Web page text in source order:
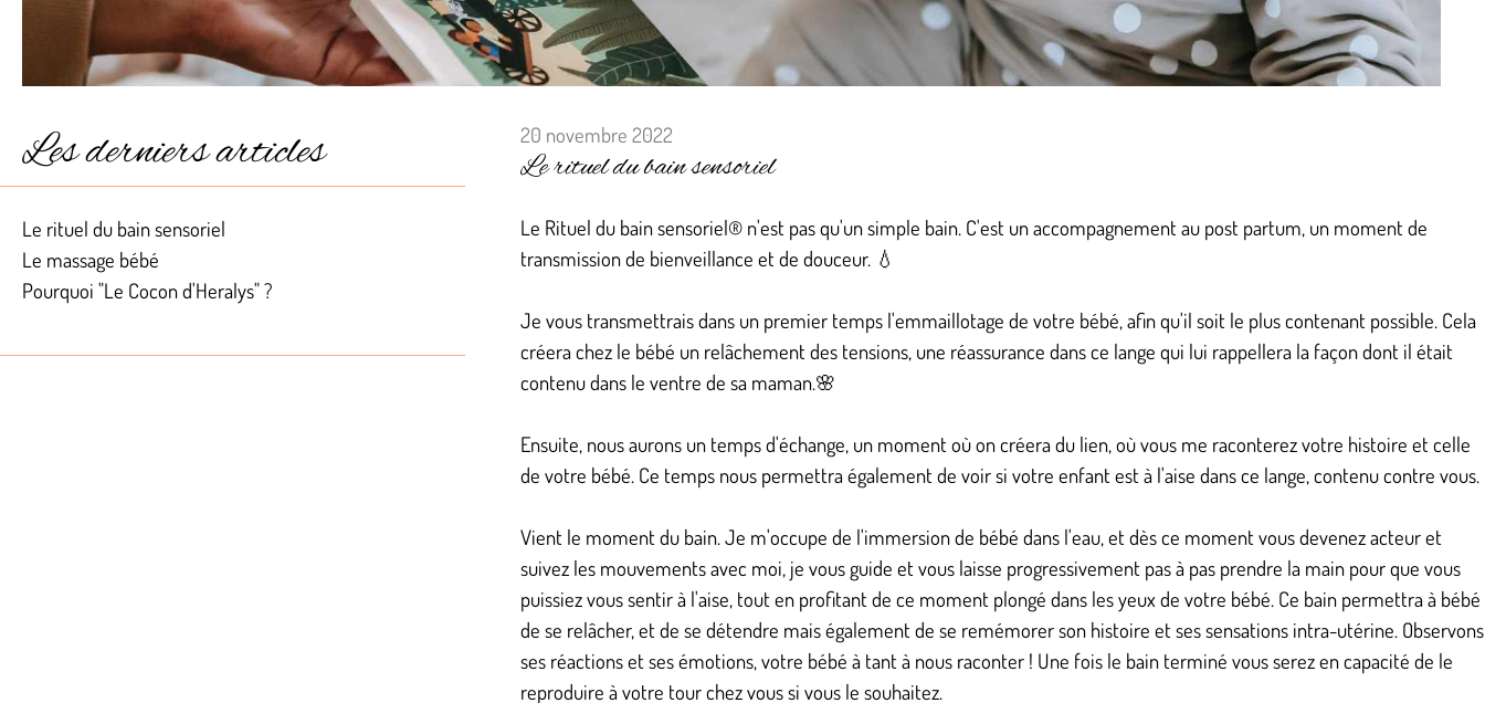
Les derniers articles
Le rituel du bain sensoriel
Le massage bébé
Pourquoi "Le Cocon d'Heralys" ?
20 novembre 2022
Le rituel du bain sensoriel
Le Rituel du bain sensoriel® n'est pas qu'un simple bain. C'est un accompagnement au post partum, un moment de
transmission de bienveillance et de douceur. 💧
Je vous transmettrais dans un premier temps l'emmaillotage de votre bébé, afin qu'il soit le plus contenant possible. Cela
créera chez le bébé un relâchement des tensions, une réassurance dans ce lange qui lui rappellera la façon dont il était
contenu dans le ventre de sa maman.🌸
Ensuite, nous aurons un temps d'échange, un moment où on créera du lien, où vous me raconterez votre histoire et celle
de votre bébé. Ce temps nous permettra également de voir si votre enfant est à l'aise dans ce lange, contenu contre vous.
Vient le moment du bain. Je m'occupe de l'immersion de bébé dans l'eau, et dès ce moment vous devenez acteur et
suivez les mouvements avec moi, je vous guide et vous laisse progressivement pas à pas prendre la main pour que vous
puissiez vous sentir à l'aise, tout en profitant de ce moment plongé dans les yeux de votre bébé. Ce bain permettra à bébé
de se relâcher, et de se détendre mais également de se remémorer son histoire et ses sensations intra-utérine. Observons
ses réactions et ses émotions, votre bébé à tant à nous raconter ! Une fois le bain terminé vous serez en capacité de le
reproduire à votre tour chez vous si vous le souhaitez.